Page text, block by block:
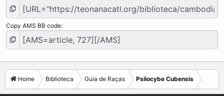
Copy AMS BB code
Home Biblioteca Guia de Raças Psilocybe Cubensis